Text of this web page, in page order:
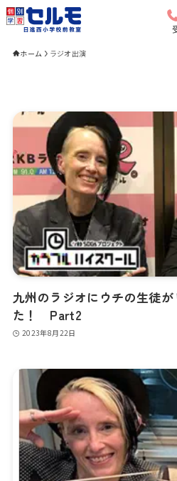
ホーム ラジオ出演
九州のラジオにウチの生徒
た！ Part2
2023年8月22日